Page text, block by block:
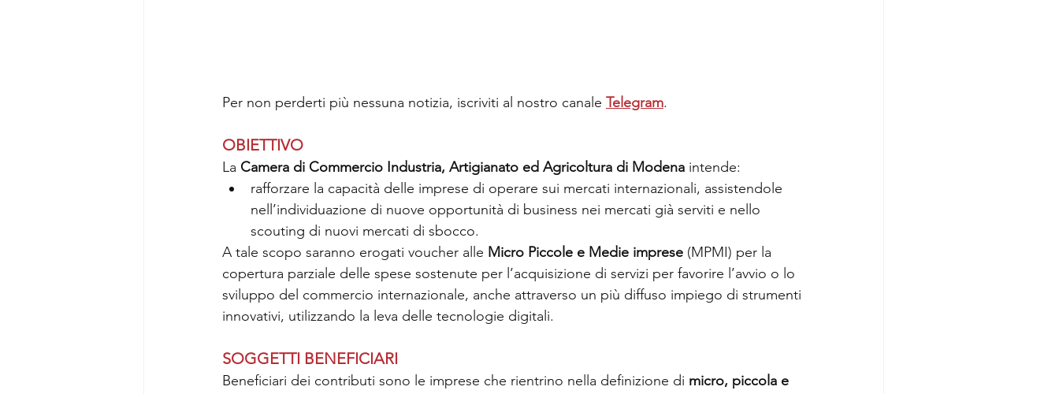
Per non perderti più nessuna notizia, iscriviti al nostro canale Telegram.
OBIETTIVO
La Camera di Commercio Industria, Artigianato ed Agricoltura di Modena intende:
rafforzare la capacità delle imprese di operare sui mercati internazionali, assistendole
nell’individuazione di nuove opportunità di business nei mercati già serviti e nello
scouting di nuovi mercati di sbocco.
A tale scopo saranno erogati voucher alle Micro Piccole e Medie imprese (MPMI) per la
copertura parziale delle spese sostenute per l’acquisizione di servizi per favorire l’avvio o lo
sviluppo del commercio internazionale, anche attraverso un più diffuso impiego di strumenti
innovativi, utilizzando la leva delle tecnologie digitali.
SOGGETTI BENEFICIARI
Beneficiari dei contributi sono le imprese che rientrino nella definizione di micro, piccola e